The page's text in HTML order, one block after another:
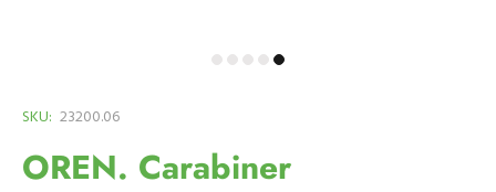
SKU: 23200.06
OREN. Carabiner